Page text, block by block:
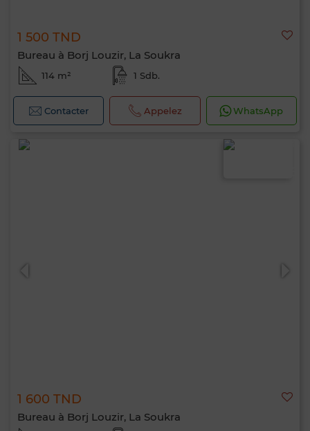
1 500 TND
Bureau à Borj Louzir, La Soukra
114 m² 1 Sdb.
Contacter Appelez WhatsApp
1 600 TND
Bureau à Borj Louzir, La Soukra